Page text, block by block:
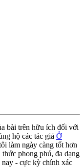
bài trên hữu ích đối với
hộ các tác giả Ở
làm ngày càng tốt hơn
phong phú, đa dạng
nay - cực kỳ chính xác